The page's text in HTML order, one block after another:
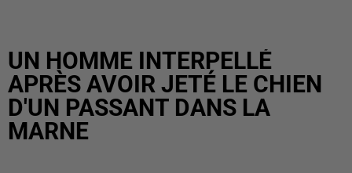
UN HOMME INTERPELLÉ
APRÈS AVOIR JETÉ LE CHIEN
D'UN PASSANT DANS LA
MARNE